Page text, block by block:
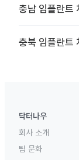
충남 임플란트
충북 임플란트
닥터나우
회사 소개
팀 문화